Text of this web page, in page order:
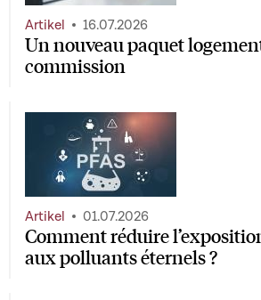
Un nouveau paquet
commission
Artikel 16.07.2026
Comment réduire
aux polluants éternels ?
Artikel 01.07.2026